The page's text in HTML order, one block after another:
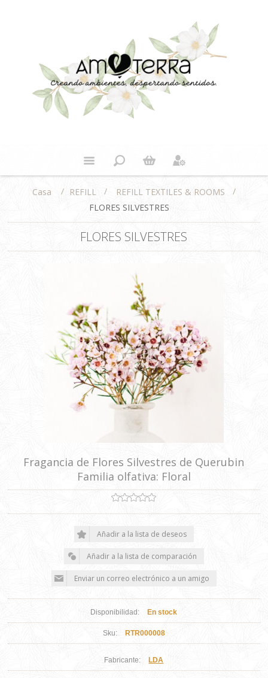
Casa / REFILL / REFILL TEXTILES & ROOMS
/
FLORES SILVESTRES
FLORES SILVESTRES
Fragancia de Flores Silvestres de Querubin
Familia olfativa: Floral
Disponibilidad: En stock
Sku: RTR000008
Fabricante: LDA